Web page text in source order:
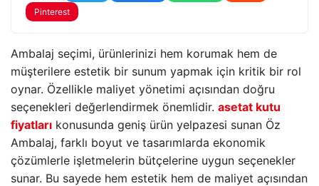
Pinterest
Ambalaj seçimi, ürünlerinizi hem korumak hem de
müşterilere estetik bir sunum yapmak için kritik bir rol
oynar. Özellikle maliyet yönetimi açısından doğru
seçenekleri değerlendirmek önemlidir. asetat kutu
fiyatları konusunda geniş ürün yelpazesi sunan Öz
Ambalaj, farklı boyut ve tasarımlarda ekonomik
çözümlerle işletmelerin bütçelerine uygun seçenekler
sunar. Bu sayede hem estetik hem de maliyet açısından